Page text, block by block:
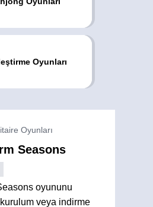
Oyunları
Oyunları
Seasons
oyununu
veya indirme